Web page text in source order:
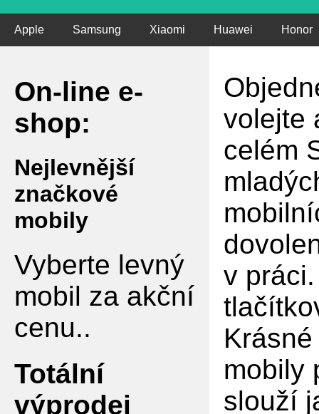
Apple Samsung Xiaomi Huawei Honor
On-line e-
shop:
Nejlevnější
značkové
mobily
Vyberte levný
mobil za akční
cenu..
Totální
výprodej
volejte
celém
v
mobily
slouží